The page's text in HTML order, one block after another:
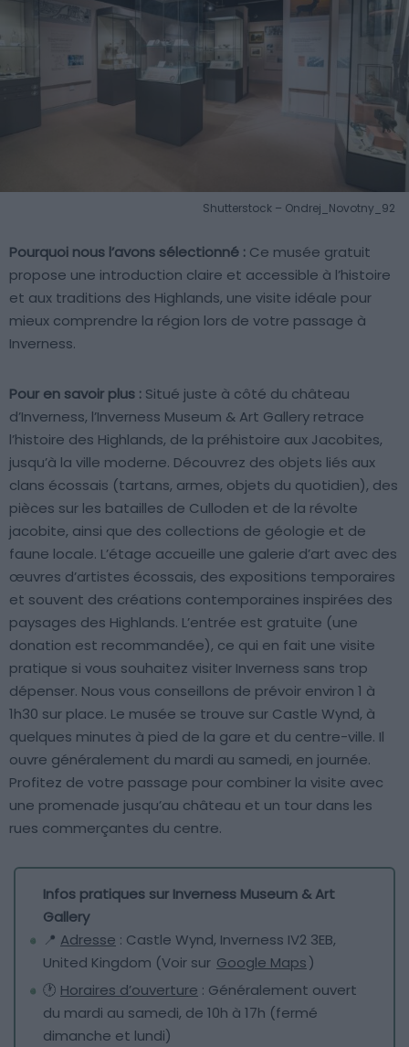
Shutterstock – Ondrej_Novotny_92
Pourquoi nous l’avons sélectionné : Ce musée gratuit
propose une introduction claire et accessible à l’histoire
et aux traditions des Highlands, une visite idéale pour
mieux comprendre la région lors de votre passage à
Inverness.
Pour en savoir plus : Situé juste à côté du château
d’Inverness, l’Inverness Museum & Art Gallery retrace
l’histoire des Highlands, de la préhistoire aux Jacobites,
jusqu’à la ville moderne. Découvrez des objets liés aux
clans écossais (tartans, armes, objets du quotidien), des
pièces sur les batailles de Culloden et de la révolte
jacobite, ainsi que des collections de géologie et de
faune locale. L’étage accueille une galerie d’art avec des
œuvres d’artistes écossais, des expositions temporaires
et souvent des créations contemporaines inspirées des
paysages des Highlands. L’entrée est gratuite (une
donation est recommandée), ce qui en fait une visite
pratique si vous souhaitez visiter Inverness sans trop
dépenser. Nous vous conseillons de prévoir environ 1 à
1h30 sur place. Le musée se trouve sur Castle Wynd, à
quelques minutes à pied de la gare et du centre-ville. Il
ouvre généralement du mardi au samedi, en journée.
Profitez de votre passage pour combiner la visite avec
une promenade jusqu’au château et un tour dans les
rues commerçantes du centre.
Infos pratiques sur Inverness Museum & Art
Gallery
📍 Adresse : Castle Wynd, Inverness IV2 3EB,
United Kingdom (Voir sur Google Maps)
🕐 Horaires d’ouverture : Généralement ouvert
du mardi au samedi, de 10h à 17h (fermé
dimanche et lundi)